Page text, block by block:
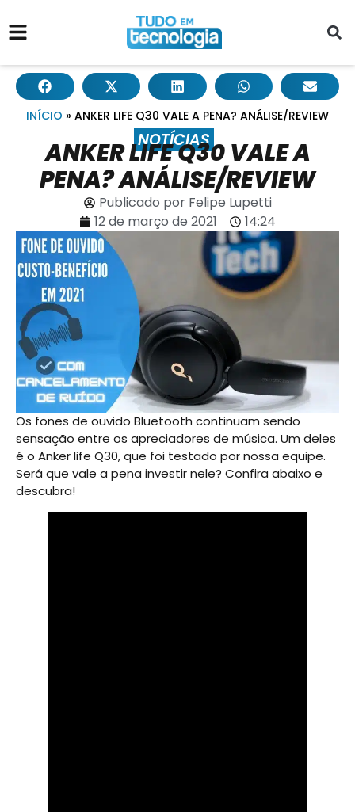
INÍCIO » ANKER LIFE Q30 VALE A PENA? ANÁLISE/REVIEW
NOTÍCIAS
ANKER LIFE Q30 VALE A
PENA? ANÁLISE/REVIEW
Publicado porFelipe Lupetti
12 de março de 2021
14:24
Os fones de ouvido Bluetooth continuam sendo
sensação entre os apreciadores de música. Um deles
é o Anker life Q30, que foi testado por nossa equipe.
Será que vale a pena investir nele? Confira abaixo e
descubra!